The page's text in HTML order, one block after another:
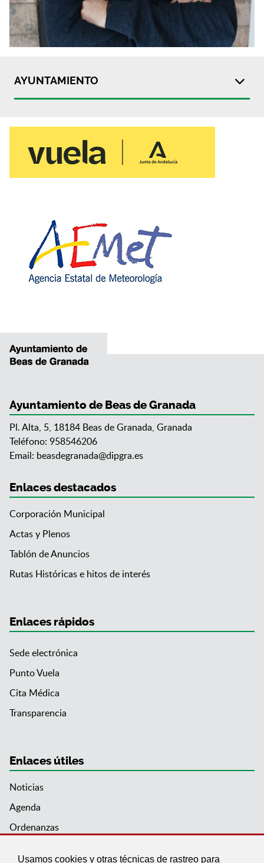
Usamos cookies y otras técnicas de rastreo para
AYUNTAMIENTO
Ayuntamiento de Beas de Granada
Pl. Alta, 5, 18184 Beas de Granada, Granada
Teléfono: 958546206
Email: beasdegranada@dipgra.es
Enlaces destacados
Corporación Municipal
Actas y Plenos
Tablón de Anuncios
Rutas Históricas e hitos de interés
Enlaces rápidos
Sede electrónica
Punto Vuela
Cita Médica
Transparencia
Enlaces útiles
Noticias
Agenda
Ordenanzas